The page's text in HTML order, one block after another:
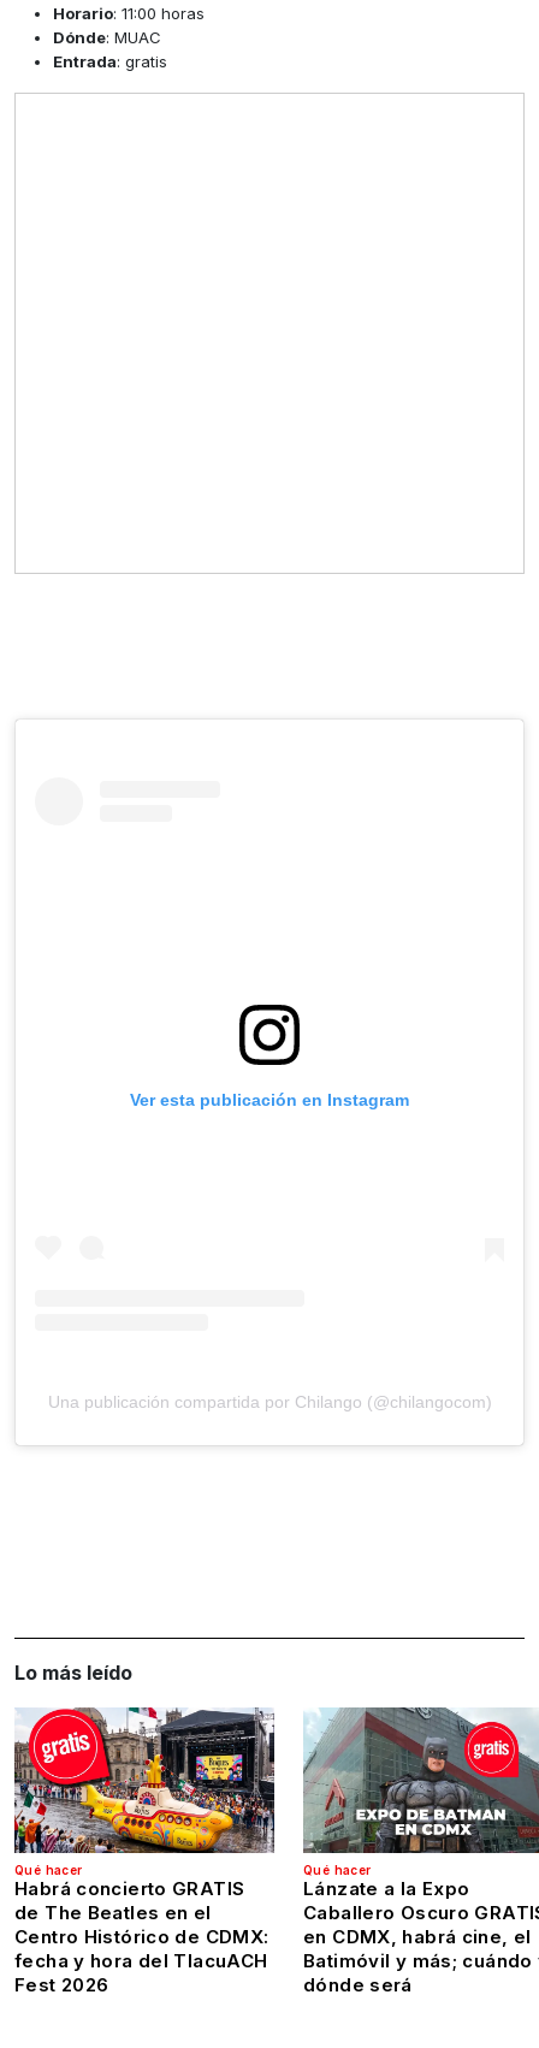
Horario: 11:00 horas
Dónde: MUAC
Entrada: gratis
Ver esta publicación en Instagram
Una publicación compartida por Chilango (@chilangocom)
Lo más leído
Qué hacer
Habrá concierto GRATIS
de The Beatles en el
Centro Histórico de CDMX:
fecha y hora del TlacuACH
Fest 2026
Qué hacer
Lánzate a la Expo
Caballero Oscuro
en CDMX, habrá cine, el
Batimóvil y más; cuándo
dónde será